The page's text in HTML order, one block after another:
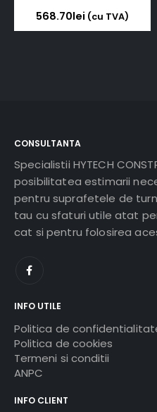
568.70lei (cu TVA)
CONSULTANTA
Specialistii HYTECH
posibilitatea estimarii
pentru suprafetele de
tau cu sfaturi utile atat
cat si pentru folosirea
INFO UTILE
Politica de
Politica de cookies
Termeni si conditii
ANPC
INFO CLIENT